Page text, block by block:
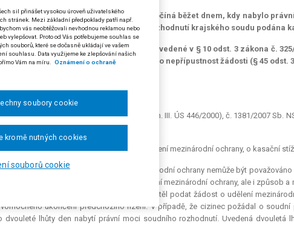
3 zákona č. 325/1999 Sb., o azylu, počíná běžet dnem, kdy nabylo
ochrany, pokud byla proti rozhodnutí krajského soudu podána
ochrany podané před uplynutím lhůty uvedené v § 10 odst. 3 zákona č.
nepromine-li lhůtu, řízení zastaví pro nepřípustnost žádosti (§ 45 odst.
ze dne 29. 5. 2008, čj. 2 Azs 17/2008-61)
2007 Sb. NSS, č. 165/2001 Sb. ÚS (sp. zn. III. ÚS 446/2000), č. 1381/2007 Sb.
republika) proti Ministerstvu vnitra o udělení mezinárodní ochrany, o kasační
označené jako žádost o udělení mezinárodní ochrany nemůže být
nejen podobu a obsah žádosti o udělení mezinárodní ochrany, ale i způsob
Krom toho žalobce upozornil, že i kdyby chtěl podat žádost o udělení
ukončení předchozího řízení. V případě, že cizinec požádal o soudní
lhůty den nabytí právní moci soudního rozhodnutí. Uvedená dvouletá
sil přinášet vysokou úroveň uživatelského
stránek. Mezi základní předpoklady patří např.
vás neobtěžovali nevhodnou reklamou nebo
vylepšovat. Proto od Vás potřebujeme souhlas se
souborů, které se dočasně ukládají ve vašem
souhlasu. Data využijeme ke zlepšování našich
Vám na míru.
Oznámení o ochraně
souborů cookie
kromě nutných cookies
soubory cookie